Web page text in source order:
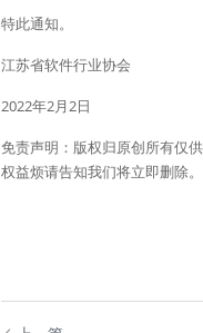
特此通知。
江苏省软件行业协会
2022年2月2日
免责声明：版权归原创所有仅
权益烦请告知我们将立即删除。